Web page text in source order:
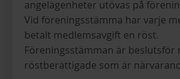
angelägenheter utövas på
Vid föreningsstämma har varje
betalt medlemsavgift en röst.
Föreningsstämman är beslutsför
röstberättigade som är